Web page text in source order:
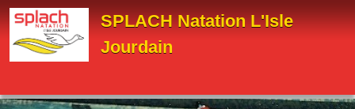
SPLACH Natation L'Isle
Jourdain
Panneau de gestion des cookies